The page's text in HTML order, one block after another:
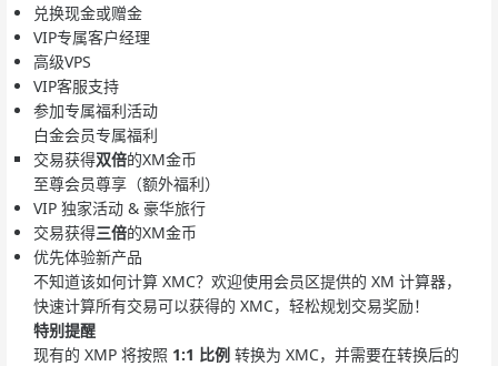
兑换现金或赠金
VIP专属客户经理
高级VPS
VIP客服支持
参加专属福利活动
白金会员专属福利
交易获得双倍的XM金币
至尊会员尊享（额外福利）
VIP 独家活动 & 豪华旅行
交易获得三倍的XM金币
优先体验新产品
不知道该如何计算 XMC？欢迎使用会员区提供的 XM 计算器，
快速计算所有交易可以获得的 XMC，轻松规划交易奖励！
特别提醒
现有的 XMP 将按照 1:1 比例 转换为 XMC，并需要在转换后的